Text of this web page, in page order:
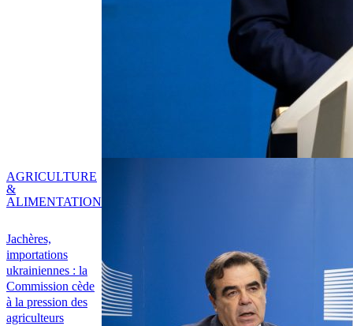
Jachères,
importations
ukrainiennes : la
Commission cède
à la pression des
agriculteurs
AGRICULTURE
&
ALIMENTATION